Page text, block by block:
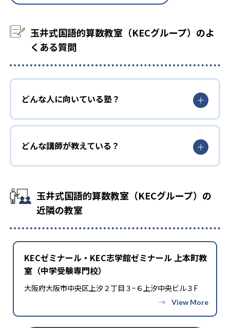
玉井式国語的算数教室（KECグループ）のよ
くある質問
どんな人に向いている塾？
どんな講師が教えている？
玉井式国語的算数教室（KECグループ）の
近隣の教室
KECゼミナール・KEC志学館ゼミナール 上本町教
室（中学受験専門校）
大阪府大阪市中央区上汐２丁目３−６上汐中央ビル３F